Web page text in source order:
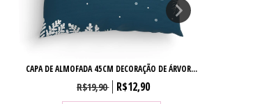
CAPA DE ALMOFADA 45CM DECORAÇÃO DE ÁRVOR...
R$19,90 R$12,90